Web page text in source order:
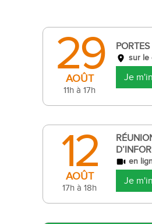
29
AOÛT
11h à 17h
sur le
Je
12
AOÛT
17h à 18h
en
Je